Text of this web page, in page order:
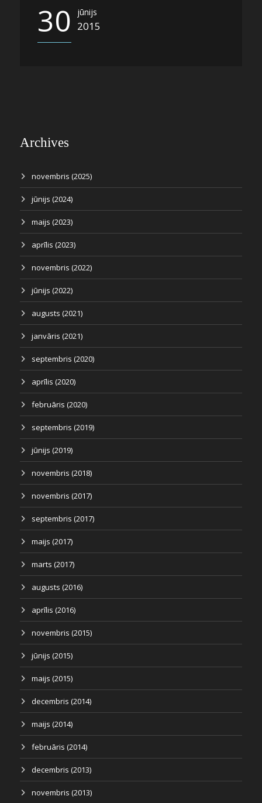
30 jūnijs
2015
Archives
novembris (2025)
jūnijs (2024)
maijs (2023)
aprīlis (2023)
novembris (2022)
jūnijs (2022)
augusts (2021)
janvāris (2021)
septembris (2020)
aprīlis (2020)
februāris (2020)
septembris (2019)
jūnijs (2019)
novembris (2018)
novembris (2017)
septembris (2017)
maijs (2017)
marts (2017)
augusts (2016)
aprīlis (2016)
novembris (2015)
jūnijs (2015)
maijs (2015)
decembris (2014)
maijs (2014)
februāris (2014)
decembris (2013)
novembris (2013)